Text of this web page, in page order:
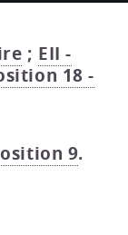
; EII -
18 -
9.